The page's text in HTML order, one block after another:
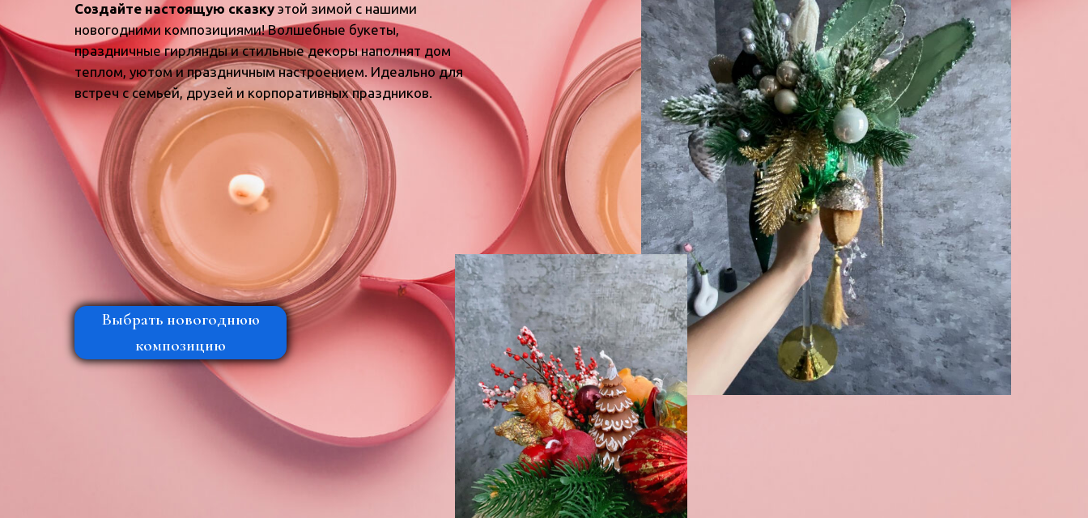
сельское
поселение,
Гатчинский
район,
Ленинградская
область
188353
+7
Создайте настоящую сказку этой зимой с нашими
новогодними композициями! Волшебные букеты,
праздничные гирлянды и стильные декоры наполнят дом
теплом, уютом и праздничным настроением. Идеально для
встреч с семьей, друзей и корпоративных праздников.
Выбрать новогоднюю
композицию